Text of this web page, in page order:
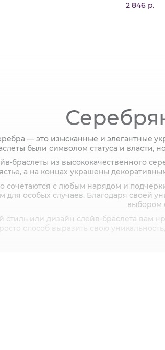
2 846 р.
— это изысканные и элегантные
были символом статуса и власти,
браслеты из высококачественного
а на концах украшены
сочетаются с любым нарядом и
для особых случаев. Благодаря своей
выбором
стиль или дизайн слейв-браслета вам
способ выразить свою